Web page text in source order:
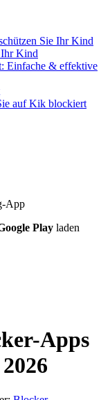
Sie Ihr Kind
Ihr Kind
Einfache & effektive
auf Kik blockiert
App
Play laden
Apps